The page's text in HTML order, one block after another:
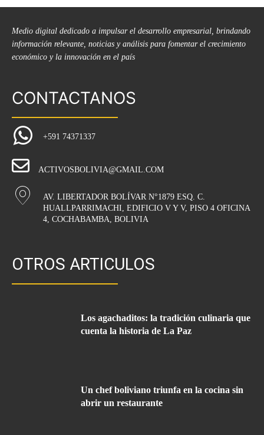
Medio digital dedicado a impulsar el desarrollo empresarial, brindando
información relevante, noticias y análisis para fomentar el crecimiento
económico y la innovación en el país
CONTACTANOS
+591 74371337
ACTIVOSBOLIVIA@GMAIL.COM
AV. LIBERTADOR BOLÍVAR N°1879 ESQ. C.
HUALLPARRIMACHI, EDIFICIO V Y V, PISO 4 OFICINA
4, COCHABAMBA, BOLIVIA
OTROS ARTICULOS
Los agachaditos: la tradición culinaria que
cuenta la historia de La Paz
Un chef boliviano triunfa en la cocina sin
abrir un restaurante